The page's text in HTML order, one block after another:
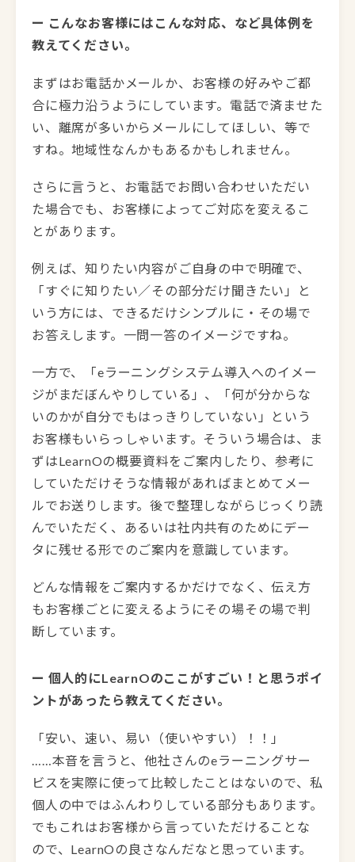
ー こんなお客様にはこんな対応、など具体例を
教えてください。
まずはお電話かメールか、お客様の好みやご都
合に極力沿うようにしています。電話で済ませた
い、離席が多いからメールにしてほしい、等で
すね。地域性なんかもあるかもしれません。
さらに言うと、お電話でお問い合わせいただい
た場合でも、お客様によってご対応を変えるこ
とがあります。
例えば、知りたい内容がご自身の中で明確で、
「すぐに知りたい／その部分だけ聞きたい」と
いう方には、できるだけシンプルに・その場で
お答えします。一問一答のイメージですね。
一方で、「eラーニングシステム導入へのイメー
ジがまだぼんやりしている」、「何が分からな
いのかが自分でもはっきりしていない」という
お客様もいらっしゃいます。そういう場合は、ま
ずはLearnOの概要資料をご案内したり、参考に
していただけそうな情報があればまとめてメー
ルでお送りします。後で整理しながらじっくり読
んでいただく、あるいは社内共有のためにデー
タに残せる形でのご案内を意識しています。
どんな情報をご案内するかだけでなく、伝え方
もお客様ごとに変えるようにその場その場で判
断しています。
ー 個人的にLearnOのここがすごい！と思うポイ
ントがあったら教えてください。
「安い、速い、易い（使いやすい）！！」
……本音を言うと、他社さんのeラーニングサー
ビスを実際に使って比較したことはないので、私
個人の中ではふんわりしている部分もあります。
でもこれはお客様から言っていただけることな
ので、LearnOの良さなんだなと思っています。